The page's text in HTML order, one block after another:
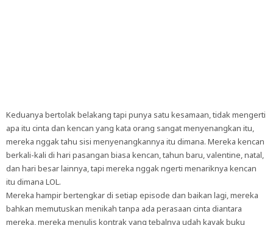
Keduanya bertolak belakang tapi punya satu kesamaan, tidak mengerti
apa itu cinta dan kencan yang kata orang sangat menyenangkan itu,
mereka nggak tahu sisi menyenangkannya itu dimana. Mereka kencan
berkali-kali di hari pasangan biasa kencan, tahun baru, valentine, natal,
dan hari besar lainnya, tapi mereka nggak ngerti menariknya kencan
itu dimana LOL.
Mereka hampir bertengkar di setiap episode dan baikan lagi, mereka
bahkan memutuskan menikah tanpa ada perasaan cinta diantara
mereka, mereka menulis kontrak yang tebalnya udah kayak buku